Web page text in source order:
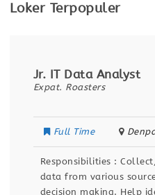
Loker Terpopuler
Jr. IT Data Analyst
Expat. Roasters
Full Time
Responsibilities :
data from various
decision making. Help